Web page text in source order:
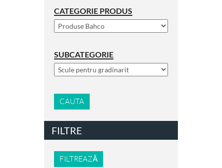
CATEGORIE PRODUS
SUBCATEGORIE
CAUTA
FILTRE
FILTREAZĂ